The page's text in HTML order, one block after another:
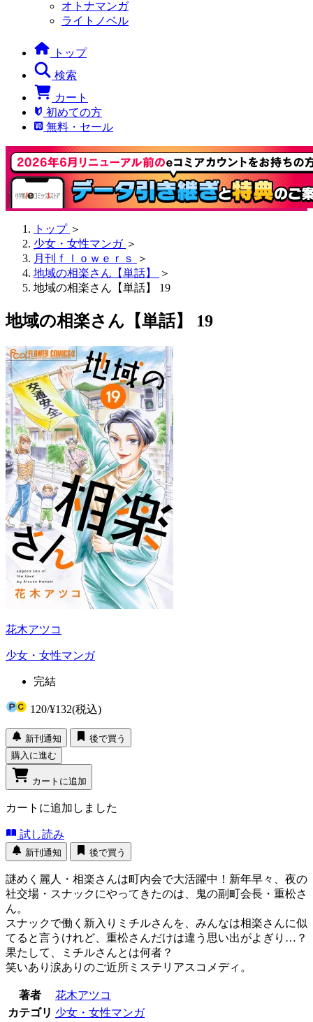
オトナマンガ
ライトノベル
トップ
検索
カート
初めての方
無料・セール
トップ ＞
少女・女性マンガ ＞
月刊ｆｌｏｗｅｒｓ
＞
地域の相楽さん【単話】
＞
地域の相楽さん【単話】 19
地域の相楽さん【単話】 19
花木アツコ
少女・女性マンガ
完結
120/¥132(税込)
新刊通知
後で買う
購入に進む
カートに追加
カートに追加しました
試し読み
新刊通知 後で買う
謎めく麗人・相楽さんは町内会で大活躍中！新年早々、夜の
社交場・スナックにやってきたのは、鬼の副町会長・重松さ
ん。
スナックで働く新入りミチルさんを、みんなは相楽さんに似
てると言うけれど、重松さんだけは違う思い出がよぎり…？
果たして、ミチルさんとは何者？
笑いあり涙ありのご近所ミステリアスコメディ。
著者
花木アツコ
カテゴリ 少女・女性マンガ